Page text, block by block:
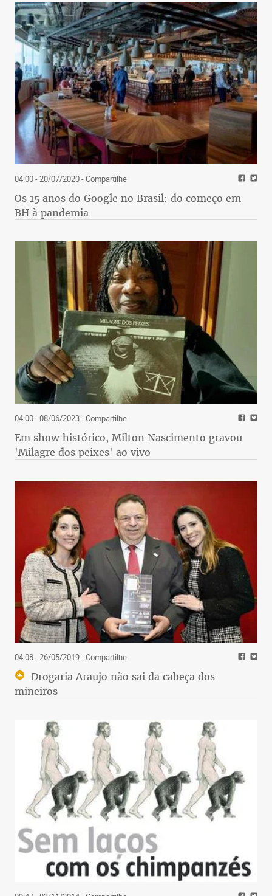
04:00 - 20/07/2020- Compartilhe
Os 15 anos do Google no Brasil: do começo em
BH à pandemia
04:00 - 08/06/2023- Compartilhe
Em show histórico, Milton Nascimento gravou
'Milagre dos peixes' ao vivo
04:08 - 26/05/2019- Compartilhe
Drogaria Araujo não sai da cabeça dos
mineiros